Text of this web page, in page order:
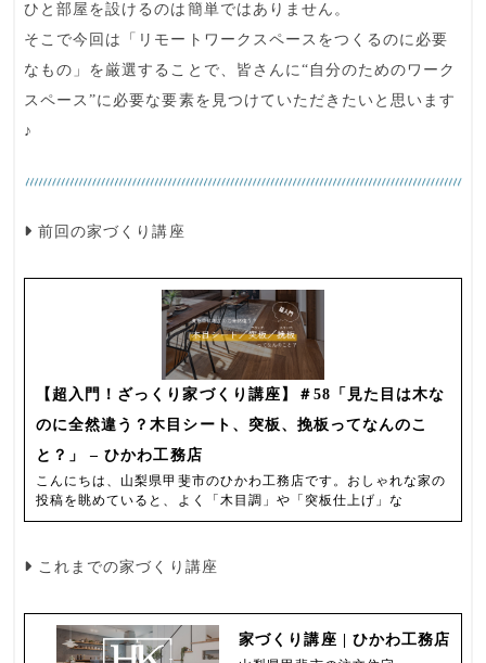
ひと部屋を設けるのは簡単ではありません。
そこで今回は「 リモートワークスペースをつくるのに必要
なもの 」を厳選することで、皆さんに“自分のためのワーク
スペース”に必要な要素を見つけていただきたいと思います
♪
前回の家づくり講座
【超入門！ざっくり家づくり講座】＃58「見た目は木な
のに全然違う？木目シート、突板、挽板ってなんのこ
と？」 – ひかわ工務店
こんにちは、山梨県甲斐市のひかわ工務店です。おしゃれな家の
投稿を眺めていると、よく「木目調」や「突板仕上げ」な
これまでの家づくり講座
家づくり講座 | ひかわ工務店